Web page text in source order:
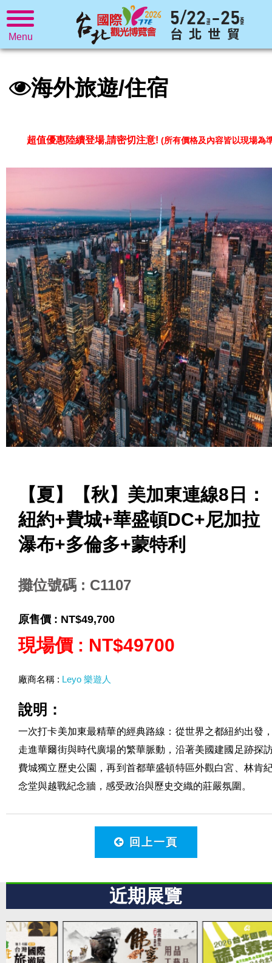
Menu
海外旅遊/住宿
超值優惠陸續登場,請密切注意! (所有價格及內容皆以現場為
【夏】【秋】美加東連線8日：
紐約+費城+華盛頓DC+尼加拉
瀑布+多倫多+蒙特利
攤位號碼 : C1107
原售價 : NT$49,700
現場價 : NT$49700
廠商名稱 : Leyo 樂遊人
說明：
一次打卡美加東最精華的經典路線：從世界之都紐約出發
走進華爾街與時代廣場的繁華脈動，沿著美國建國足跡探
費城獨立歷史公園，再到首都華盛頓特區外觀白宮、林肯
念堂與越戰紀念牆，感受政治與歷史交織的莊嚴氛圍。
回上一頁
近期展覽